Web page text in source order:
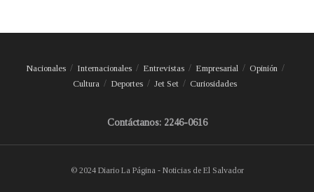
Nacionales Internacionales Entrevistas Empresarial
Opinión
Cultura
Deportes Jet Set Curiosidades
Contáctanos: 2246-0616
© 2024 Diario La Página - Noticias de El Salvador